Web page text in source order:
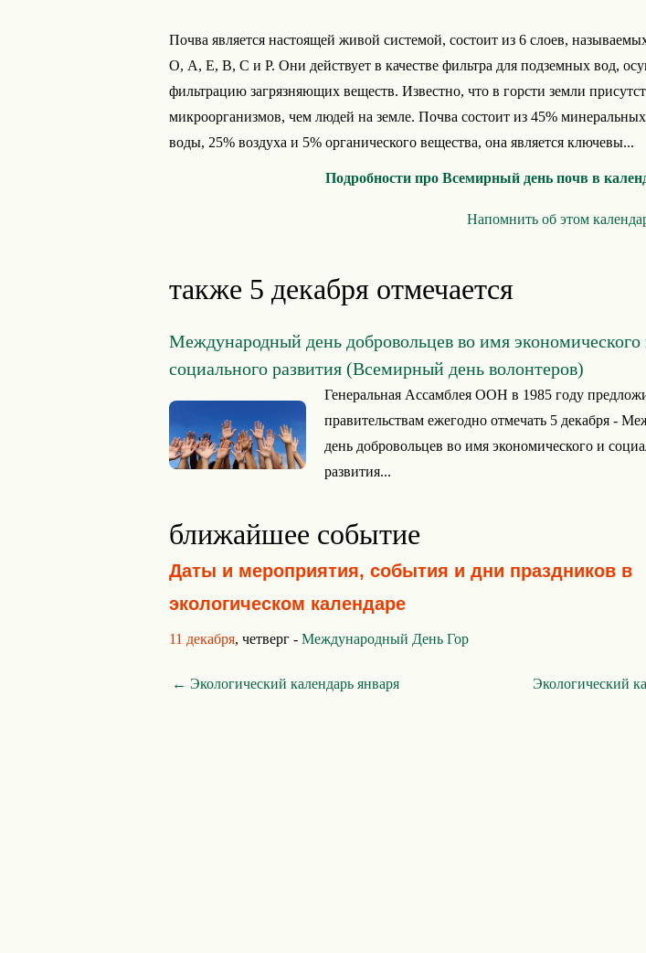
Почва является настоящей живой системой, состоит из 6 слоев,
О, А, Е, В, С и Р. Они действует в качестве фильтра для подземных вод,
фильтрацию загрязняющих веществ. Известно, что в горсти земли
микроорганизмов, чем людей на земле. Почва состоит из 45%
воды, 25% воздуха и 5% органического вещества, она является ключевы...
Подробности про Всемирный день почв в
Напомнить об этом
также 5 декабря отмечается
Международный день добровольцев во имя экономического
социального развития (Всемирный день волонтеров)
Генеральная Ассамблея ООН в 1985 году
правительствам ежегодно отмечать 5 декабря -
день добровольцев во имя экономического и
развития...
ближайшее событие
Даты и мероприятия, события и дни праздников в
экологическом календаре
11 декабря, четверг - Международный День Гор
← Экологический календарь января Экологический